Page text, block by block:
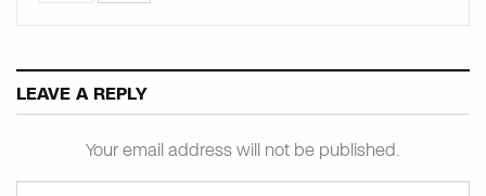
LEAVE A REPLY
Your email address will not be published.